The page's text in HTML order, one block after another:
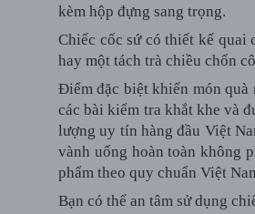
kèm hộp đựng sang trọng.
Chiếc cốc sứ có thiết kế quai
hay một tách trà chiều chốn
Điểm đặc biệt khiến món quà
các bài kiểm tra khắt khe và
lượng uy tín hàng đầu Việt
vành uống hoàn toàn không
phẩm theo quy chuẩn Việt
Bạn có thể an tâm sử dụng